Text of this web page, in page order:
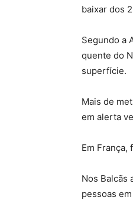
baixar dos
Segundo a
quente do
superfície.
Mais de
em alerta
Em França,
Nos Balcãs
pessoas